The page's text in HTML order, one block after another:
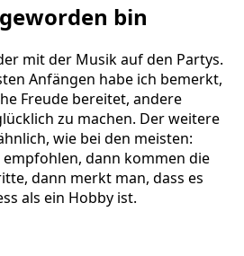
bin
mit der Musik auf den Partys.
Anfängen habe ich bemerkt,
Freude bereitet, andere
zu machen. Der weitere
wie bei den meisten:
dann kommen die
dann merkt man, dass es
als ein Hobby ist.